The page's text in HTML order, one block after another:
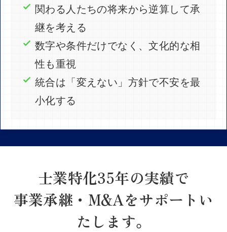
関わる人たちの将来から逆算して承
継を考える
数字や条件だけでなく、文化的な相
性も重視
統合は「変えない」方針で不安を最
小化する
士業特化35年の実績で
事業承継・M&Aをサポートい
たします。